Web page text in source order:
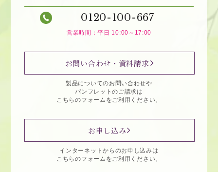
0120-100-667
営業時間：平日 10:00～17:00
お問い合わせ・資料請求
製品についてのお問い合わせや
パンフレットのご請求は
こちらのフォームをご利用ください。
お申し込み
インターネットからのお申し込みは
こちらのフォームをご利用ください。